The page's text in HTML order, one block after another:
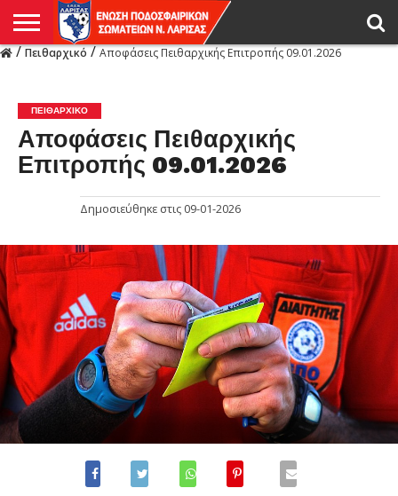
/Πειθαρχικό/Αποφάσεις Πειθαρχικής Επιτροπής 09.01.2026
ΠΕΙΘΑΡΧΙΚΌ
Αποφάσεις Πειθαρχικής
Επιτροπής 09.01.2026
Δημοσιεύθηκε στις 09-01-2026